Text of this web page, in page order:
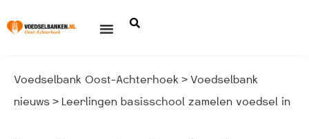
Voedselbank Oost-Achterhoek > Voedselbank
nieuws > Leerlingen basisschool zamelen voedsel in